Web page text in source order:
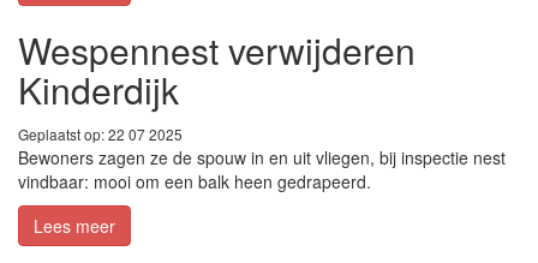
Wespennest verwijderen
Kinderdijk
Geplaatst op: 22 07 2025
Bewoners zagen ze de spouw in en uit vliegen, bij inspectie nest
vindbaar: mooi om een balk heen gedrapeerd.
Lees meer